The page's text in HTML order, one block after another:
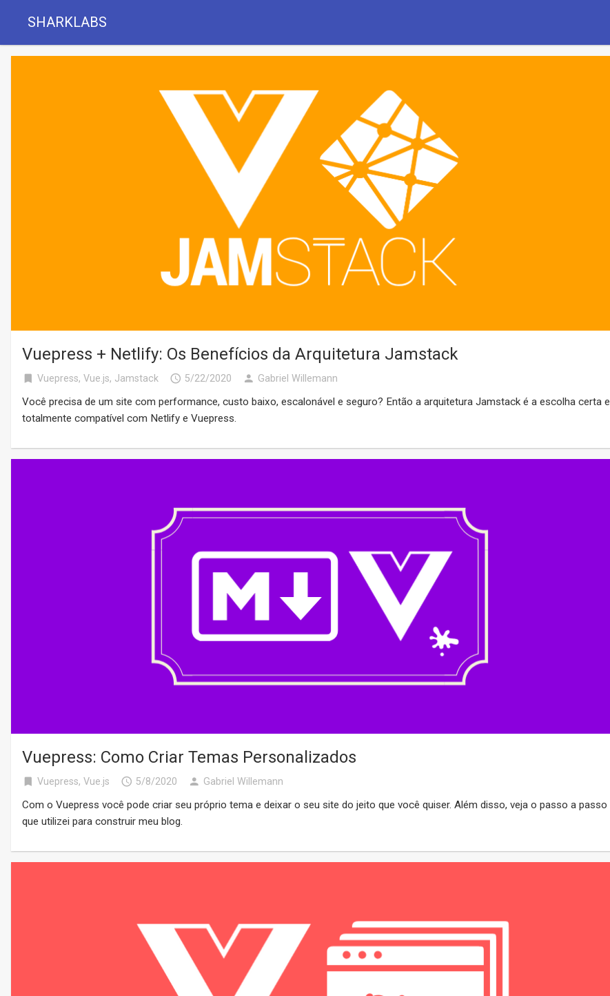
SHARKLABS
Vuepress + Netlify: Os Benefícios da Arquitetura Jamstack
Vuepress, Vue.js, Jamstack access_time 5/22/2020 person Gabriel Willemann
Você precisa de um site com performance, custo baixo, escalonável e seguro? Então a arquitetura Jamstack é a escolha certa e
totalmente compatível com Netlify e Vuepress.
Vuepress: Como Criar Temas Personalizados
Vuepress, Vue.js access_time 5/8/2020 person Gabriel Willemann
Com o Vuepress você pode criar seu próprio tema e deixar o seu site do jeito que você quiser. Além disso, veja o passo a passo
que utilizei para construir meu blog.